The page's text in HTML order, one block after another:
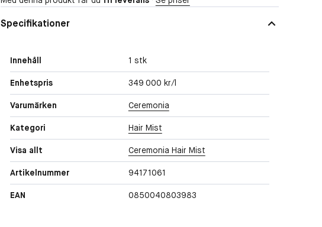
Specifikationer
Innehåll 1 stk
Enhetspris 349 000 kr/l
Varumärken Ceremonia
Kategori Hair Mist
Visa allt Ceremonia Hair Mist
Artikelnummer 94171061
EAN 0850040803983